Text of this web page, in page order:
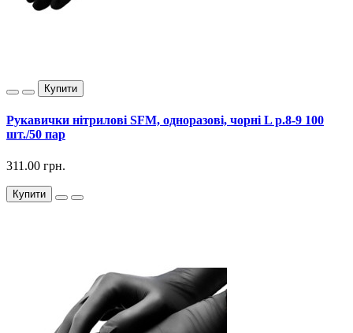
Купити
Рукавички нітрилові SFM, одноразові, чорні L р.8-9 100
шт./50 пар
311.00 грн.
Купити